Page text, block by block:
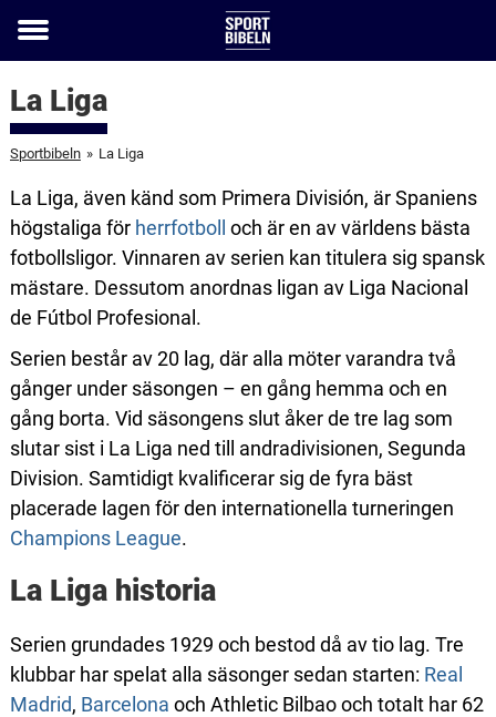
Toggle
La Liga
Sportbibeln » La Liga
La Liga, även känd som Primera División, är Spaniens
högstaliga för herrfotboll och är en av världens bästa
fotbollsligor. Vinnaren av serien kan titulera sig spansk
mästare. Dessutom anordnas ligan av Liga Nacional
de Fútbol Profesional.
Serien består av 20 lag, där alla möter varandra två
gånger under säsongen – en gång hemma och en
gång borta. Vid säsongens slut åker de tre lag som
slutar sist i La Liga ned till andradivisionen, Segunda
Division. Samtidigt kvalificerar sig de fyra bäst
placerade lagen för den internationella turneringen
Champions League.
La Liga historia
Serien grundades 1929 och bestod då av tio lag. Tre
klubbar har spelat alla säsonger sedan starten: Real
Madrid, Barcelona och Athletic Bilbao och totalt har 62